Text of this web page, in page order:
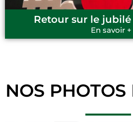
Retour sur le
En savoir +
NOS